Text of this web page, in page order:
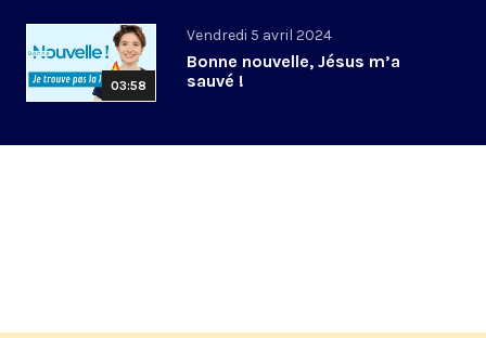
03:58
Vendredi 5 avril 2024
Bonne nouvelle, Jésus m’a
sauvé !